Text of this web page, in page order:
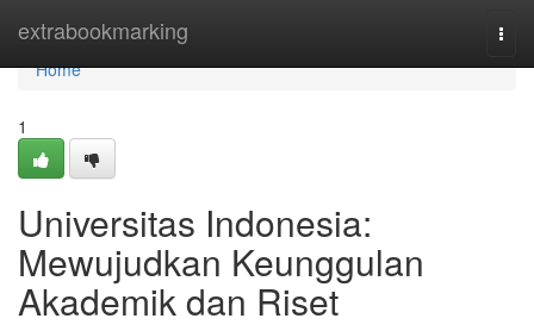
extrabookmarking
Home
Home
1
Universitas Indonesia:
Mewujudkan Keunggulan
Akademik dan Riset